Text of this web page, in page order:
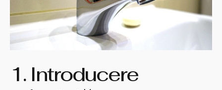
1. Introducere